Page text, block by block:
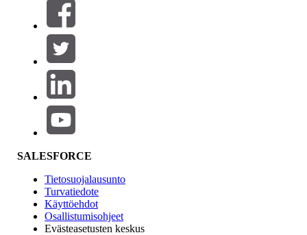
Suodattimet (0)
VALITSE SUODATTIMET
Tuotealue
Ominaisuuden vaikutus
SALESFORCE
Tietosuojalausunto
Turvatiedote
Käyttöehdot
Osallistumisohjeet
Evästeasetusten keskus